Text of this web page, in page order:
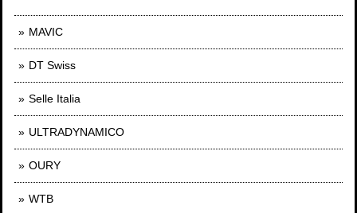
MAVIC
DT Swiss
Selle Italia
ULTRADYNAMICO
OURY
WTB